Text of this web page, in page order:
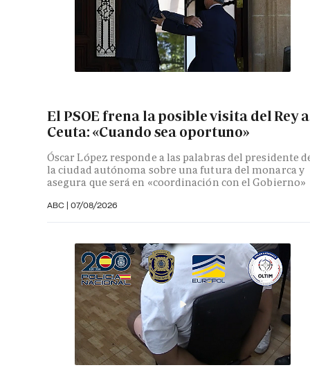
El PSOE frena la posible visita del Rey a
Ceuta: «Cuando sea oportuno»
Óscar López responde a las palabras del presidente
la ciudad autónoma sobre una futura del monarca y
asegura que será en «coordinación con el Gobierno»
ABC | 07/08/2026